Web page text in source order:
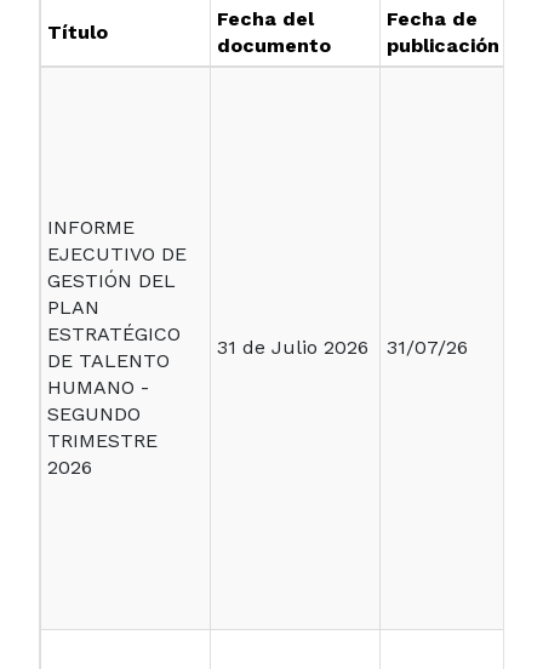
Título
Fecha del
documento
Fecha de
publicación
INFORME
EJECUTIVO DE
GESTIÓN DEL
PLAN
ESTRATÉGICO
DE TALENTO
HUMANO -
SEGUNDO
TRIMESTRE
2026
31 de Julio 2026 31/07/26